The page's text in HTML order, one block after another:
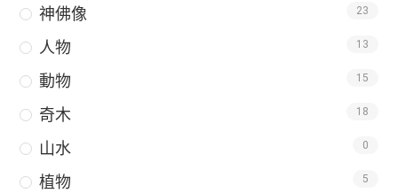
神佛像 23
人物 13
動物 15
奇木 18
山水 0
植物 5